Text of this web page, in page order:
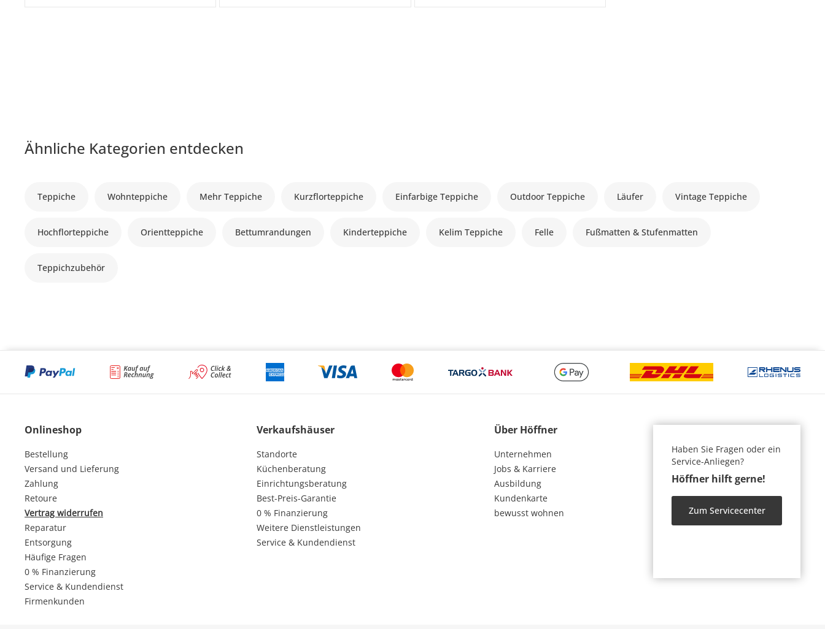
Ähnliche Kategorien entdecken
Teppiche Wohnteppiche Mehr Teppiche Kurzflorteppiche Einfarbige Teppiche Outdoor Teppiche Läufer Vintage Teppiche
Hochflorteppiche Orientteppiche Bettumrandungen Kinderteppiche Kelim Teppiche Felle Fußmatten & Stufenmatten
Teppichzubehör
Onlineshop
Bestellung
Versand und Lieferung
Zahlung
Retoure
Vertrag widerrufen
Reparatur
Entsorgung
Häufige Fragen
0 % Finanzierung
Service & Kundendienst
Firmenkunden
Verkaufshäuser
Standorte
Küchenberatung
Einrichtungsberatung
Best-Preis-Garantie
0 % Finanzierung
Weitere Dienstleistungen
Service & Kundendienst
Über Höffner
Unternehmen
Jobs & Karriere
Ausbildung
Kundenkarte
bewusst wohnen
Haben Sie Fragen oder ein
Service-Anliegen?
Höffner hilft gerne!
Zum Servicecenter